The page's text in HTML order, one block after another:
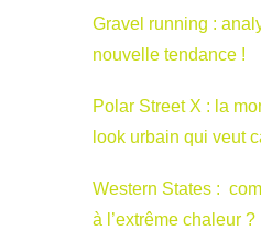
Gravel running :
nouvelle tendance !
Polar Street X : la
look urbain qui veut
Western States :
à l’extrême chaleur ?